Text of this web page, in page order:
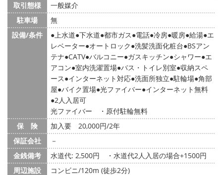
取引態様
一般媒介
駐車場
無
設備/条件
上水道 下水道 都市ガス 電話 冷房 暖房 給湯 エ
レベーター オートロック 洗髪洗面化粧台 BSアン
テナ CATV バルコニー ガスキッチン シャワー エ
アコン 室内洗濯置場 バス・トイレ別室 収納スペ
ース インターネット対応 洗面所独立 駐輪場 角部
屋 バイク置場 光ファイバー インターネット無料
2人入居可
光ファイバー ・原付駐輪無料
保 険
加入要 20,000円/2年
保証会社
－
金銭備考
水道代: 2,500円
・水道代2人入居の場合+1500円
周辺施設
コンビニ/120m (徒歩2分)